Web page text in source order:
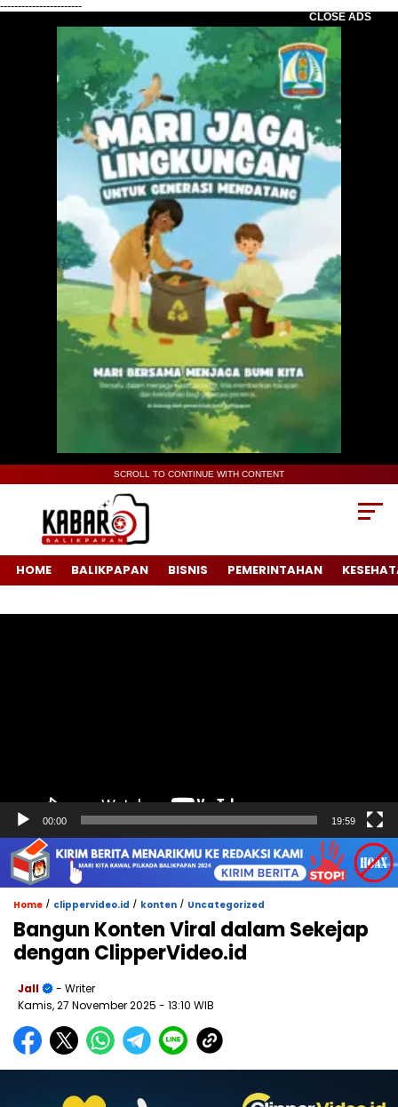
-----------------------
CLOSE ADS
SCROLL TO CONTINUE WITH CONTENT
HOME BALIKPAPAN BISNIS PEMERINTAHAN
00:00 19:59
Home / clippervideo.id / konten / Uncategorized
Bangun Konten Viral dalam Sekejap
dengan ClipperVideo.id
Jall
- Writer
Kamis, 27 November 2025 - 13:10 WIB